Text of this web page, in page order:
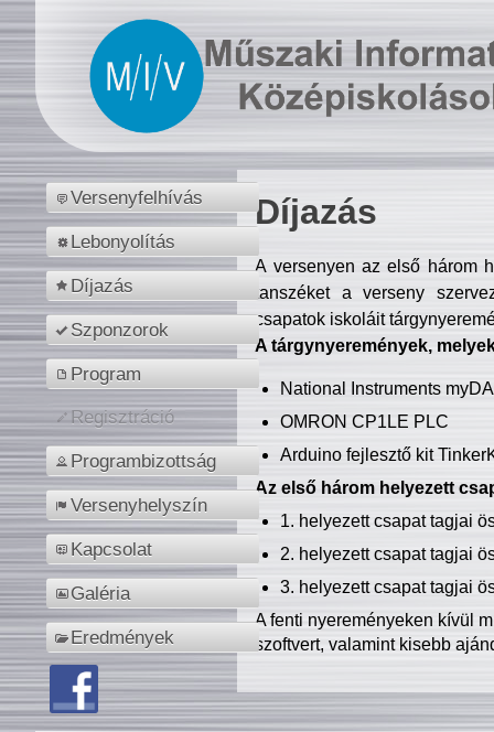
Versenyfelhívás
Lebonyolítás
Díjazás
Szponzorok
Program
Regisztráció
Programbizottság
Versenyhelyszín
Kapcsolat
Galéria
Eredmények
Díjazás
A versenyen az első három
tanszéket a verseny
csapatok iskoláit
A tárgynyeremények,
National Instruments
OMRON CP1LE PLC
Arduino fejlesztő kit
Az első három helyezett
1. helyezett csapat tagjai
2. helyezett csapat tagjai
3. helyezett csapat tagjai
A fenti nyereményeken kívül
szoftvert, valamint kisebb